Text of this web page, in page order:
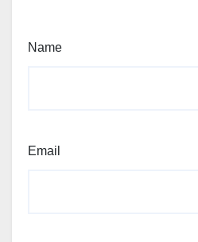
Name
Email